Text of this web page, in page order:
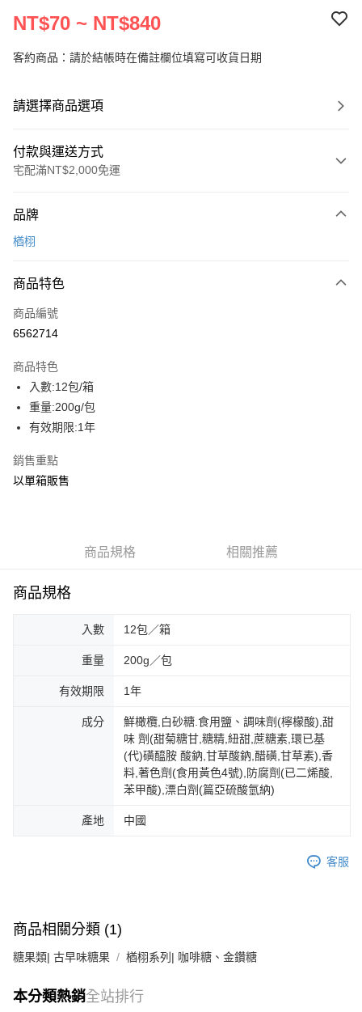
NT$70 ~ NT$840
客約商品：請於結帳時在備註欄位填寫可收貨日期
請選擇商品選項
付款與運送方式
宅配滿NT$2,000免運
信用卡一次付款
Apple Pay
街口支付
相關說明
【關於「AFTEE先享後付」】
便利好安心！
１．簡單：不需註冊會員、不需綁卡、不需儲值。
３．安心：先確認商品／服務後，再付款。
【「AFTEE先享後付」結帳流程】
ATM／網路銀行／等多元方式進行付款，方視為交易完成。
購買商品的店家。未經商家同意取消之訂單仍視為有效，需透過AFTEE先享
後付繳納相關費用。
是否繳費成功／繳費後需取消欲退款等相關疑問，請聯繫「AFTEE先享後付
１．透過由恩沛科技股份有限公司提供之「AFTEE先享後付」服務完成之交
權轉讓予恩沛科技股份有限公司。
２．關於個人資料處理事宜，請瀏覽以下網址：
https://aftee.tw/terms/#terms3
３．未成年的使用者請事先徵得法定代理人或監護人之同意方可使用
「AFTEE先享後付」，若未經同意申辦者引起之損失，本公司不負相關責
時審查核予不同之上限額度；若仍有額度不足之情形，本公司將視審查結果
恩沛科技股份有限公司將有權停止該用戶之使用額度並採取法律行動。
ATM付款
貨到付款
運送方式
一般配送
貨到付款
品牌
楢栩
商品特色
商品編號
6562714
商品特色
入數:12包/箱
重量:200g/包
有效期限:1年
銷售重點
以單箱販售
商品規格 相關推薦
商品規格
入數 12包／箱
重量 200g／包
有效期限 1年
成分
鮮橄欖,白砂糖.食用鹽、調味劑(檸檬酸),甜
味 劑(甜菊糖甘,糖精,紐甜,蔗糖素,環已基
(代)磺醯胺 酸鈉,甘草酸鈉,醋磺,甘草素),香
料,著色劑(食用黃色4號),防腐劑(已二烯酸,
苯甲酸),漂白劑(篇亞硫酸氫納)
產地 中國
客服
商品相關分類 (1)
糖果類| 古早味糖果 楢栩系列| 咖啡糖、金鑽糖
本分類熱銷全站排行